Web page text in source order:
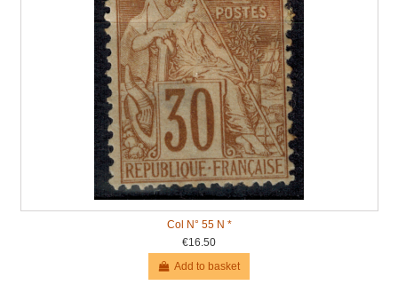
Col N° 55 N *
€16.50
Add to basket